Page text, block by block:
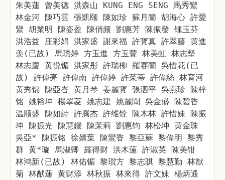
朱美蓮 曾美德 洪森山 KUNG ENG SENG 馬秀鸞
林金河 陳巧雲 張凱颐 陳如珍 蘇月蘭 胡海心 許愛
鸞 胡業明 陳姿盈 陳俏频 劉惠芳 陳振發 锺玉芬
洪浩益 庄彩娟 洪家盛 謝來福 許寳真 許翠藤 黄進
羡(已故) 馬琇婷 方玉進 方玉豐 林美虹 林志堅
林志慶 黄悦镅 洪家彤 許瑞柳 羅赛蘭 吳惜花(已
故) 許偉亮 許偉南 許偉婷 許茱蒂 許偉絲 林育河
黄秀锦 陳亞峇 黄月琴 姜麗寳 張泗平 吳燕珍 陳梓
铭 姚裕坤 楊翠菱 姚志建 姚麗聞 吳金盛 陳碧香
温顺盛 陳如詩 許腾杰 許维铨 陳木林 許惜妹 陳振
坤 陳振光 陳慧鑀 陳茉莉 劉惠钧 林松坤 黄金珠
吳亞* 陳振铭 徐婧葉 陳鸞香 黎亞蘇 黎偉明 黎秀
群 黄*璇 馬淑卿 羅得财 洪木蓮 許淑英 陳美钳
林鸿新(已故) 林佑镅 黎瓆方 黎志骐 黎慧勤 林猷
菊 林猷蓮 黄财添 林秋振 林來得 許文妹 楊炳通